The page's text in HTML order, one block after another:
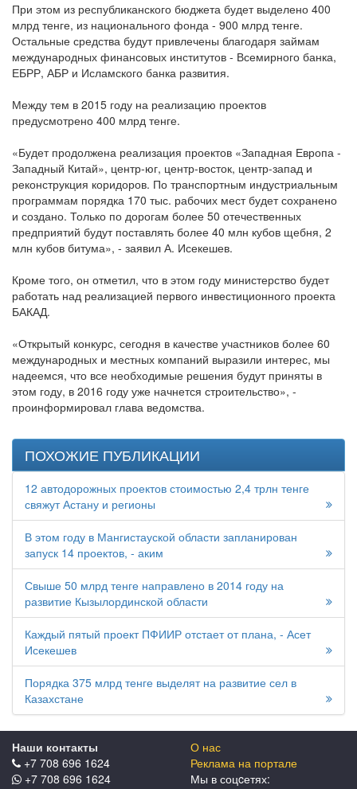
При этом из республиканского бюджета будет выделено 400
млрд тенге, из национального фонда - 900 млрд тенге.
Остальные средства будут привлечены благодаря займам
международных финансовых институтов - Всемирного банка,
ЕБРР, АБР и Исламского банка развития.
Между тем в 2015 году на реализацию проектов
предусмотрено 400 млрд тенге.
«Будет продолжена реализация проектов «Западная Европа -
Западный Китай», центр-юг, центр-восток, центр-запад и
реконструкция коридоров. По транспортным индустриальным
программам порядка 170 тыс. рабочих мест будет сохранено
и создано. Только по дорогам более 50 отечественных
предприятий будут поставлять более 40 млн кубов щебня, 2
млн кубов битума», - заявил А. Исекешев.
Кроме того, он отметил, что в этом году министерство будет
работать над реализацией первого инвестиционного проекта
БАКАД.
«Открытый конкурс, сегодня в качестве участников более 60
международных и местных компаний выразили интерес, мы
надеемся, что все необходимые решения будут приняты в
этом году, в 2016 году уже начнется строительство», -
проинформировал глава ведомства.
ПОХОЖИЕ ПУБЛИКАЦИИ
12 автодорожных проектов стоимостью 2,4 трлн тенге
свяжут Астану и регионы
В этом году в Мангистауской области запланирован
запуск 14 проектов, - аким
Свыше 50 млрд тенге направлено в 2014 году на
развитие Кызылординской области
Каждый пятый проект ПФИИР отстает от плана, - Асет
Исекешев
Порядка 375 млрд тенге выделят на развитие сел в
Казахстане
Наши контакты
+7 708 696 1624
+7 708 696 1624
О нас
Реклама на портале
Мы в соцcетях: